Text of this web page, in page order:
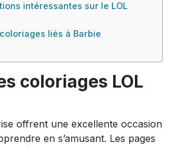
intéressantes sur le LOL
liés à Barbie
coloriages LOL
offrent une excellente occasion
en s’amusant. Les pages